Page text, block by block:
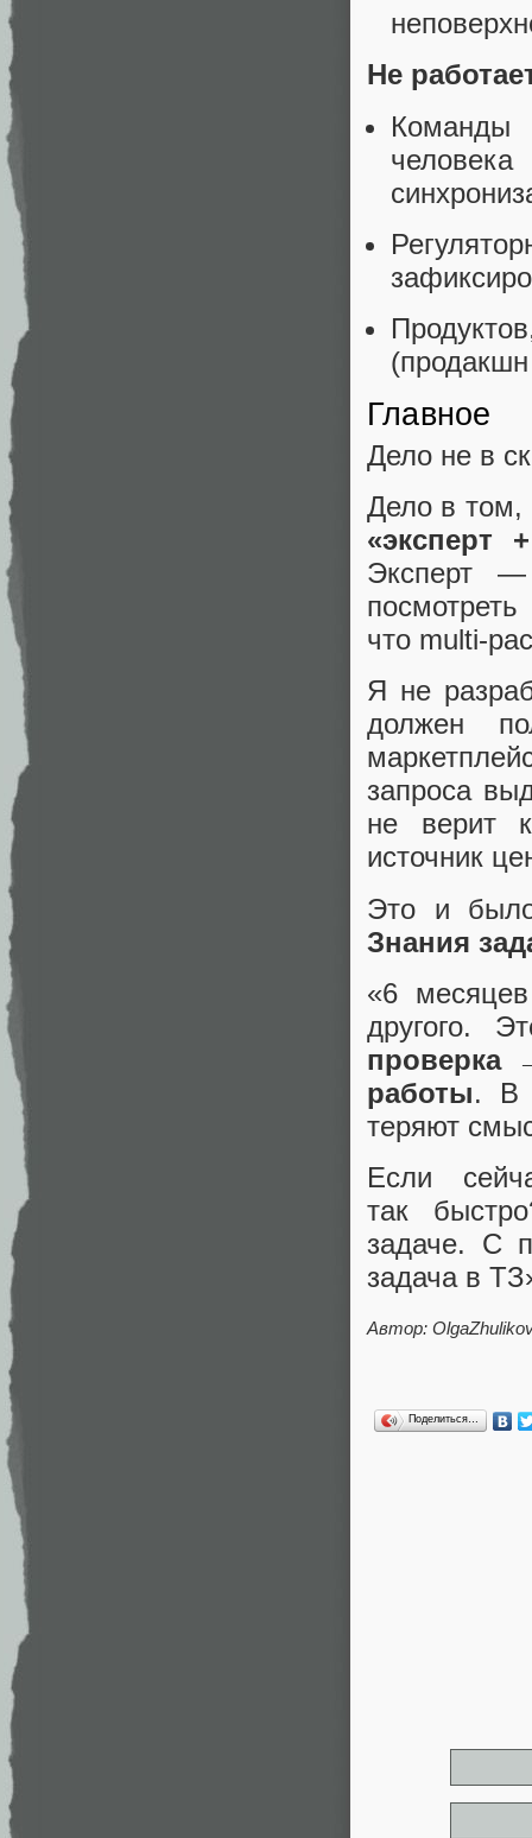
Не
Команды
Главное
Дело не в
Дело в том,
«эксперт
Эксперт
что
Я не
должен
запроса
не верит
источник
Это и
Знания
«6
другого.
проверка
работы. В
теряют
Если
так
задаче. С
задача в
Автор:
Поделиться…